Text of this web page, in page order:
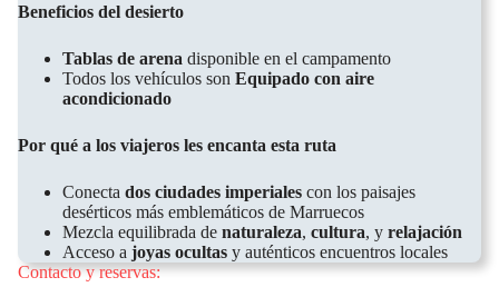
Beneficios del desierto
Tablas de arena disponible en el campamento
Todos los vehículos son Equipado con aire
acondicionado
Por qué a los viajeros les encanta esta ruta
Conecta dos ciudades imperiales con los paisajes
desérticos más emblemáticos de Marruecos
Mezcla equilibrada de naturaleza, cultura, y relajación
Acceso a joyas ocultas y auténticos encuentros locales
Contacto y reservas: